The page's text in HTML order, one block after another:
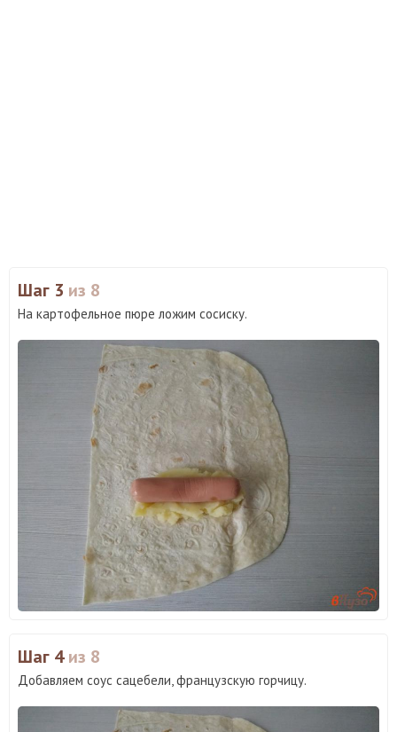
Шаг 3 из 8
На картофельное пюре ложим сосиску.
Шаг 4из 8
Добавляем соус сацебели, французскую горчицу.